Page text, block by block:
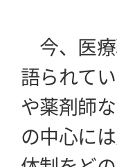
今、医療
語られて
や薬剤師
の中心に